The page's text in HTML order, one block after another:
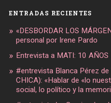
ENTRADAS RECIENTES
«DESBORDAR LOS
personal por Irene Pardo
Entrevista a MATI: 10
#entrevista Blanca Pérez
CHICA): «Hablar de «lo
social, lo político y la